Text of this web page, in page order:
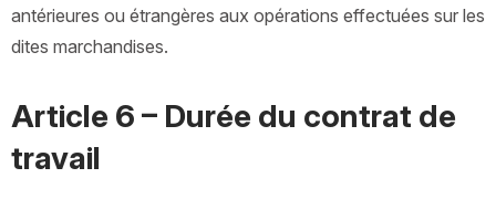
antérieures ou étrangères aux opérations effectuées sur les
dites marchandises.
Article 6 – Durée du contrat de
travail